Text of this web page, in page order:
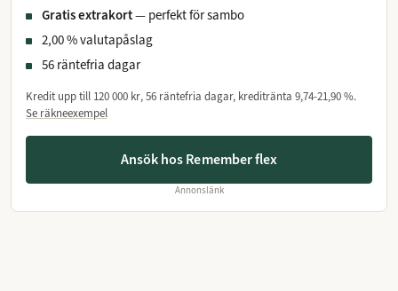
Gratis extrakort— perfekt för sambo
2,00 % valutapåslag
56 räntefria dagar
Kredit upp till 120 000 kr, 56 räntefria dagar, kreditränta 9,74-21,90 %.
Se räkneexempel
Ansök hos Remember flex
Annonslänk